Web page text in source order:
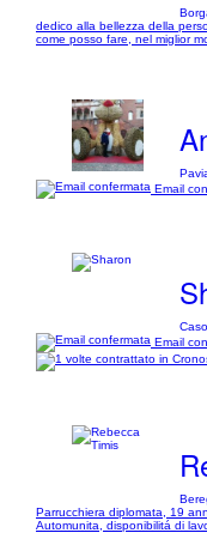
dedico alla bellezza della
come posso fare, nel miglior
Email
Email
Parrucchiera diplomata, 19
Automunita, disponibilitá di